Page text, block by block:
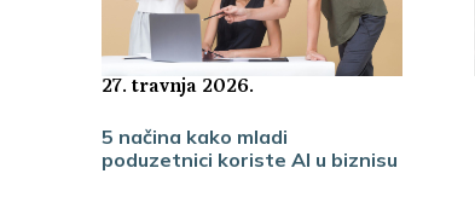
27. travnja 2026.
5 načina kako mladi
poduzetnici koriste AI u biznisu